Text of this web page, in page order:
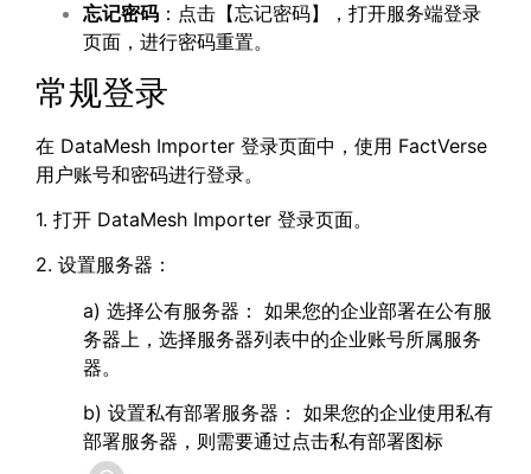
忘记密码 ：点击【忘记密码】，打开服务端登录
页面，进行密码重置。
常规登录
在 DataMesh Importer 登录页面中，使用 FactVerse
用户账号和密码进行登录。
1. 打开 DataMesh Importer 登录页面。
2. 设置服务器：
a) 选择公有服务器： 如果您的企业部署在公有服
务器上，选择服务器列表中的企业账号所属服务
器。
b) 设置私有部署服务器： 如果您的企业使用私有
部署服务器，则需要通过点击私有部署图标